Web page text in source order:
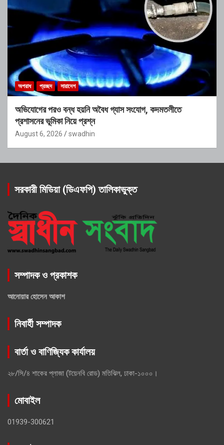
অপরাধ প্রচ্ছদ সারাদেশ
অভিযোগের পরও বন্ধ হয়নি অবৈধ গ্যাস সংযোগ, কদমতলীতে
প্রশাসনের ভূমিকা নিয়ে প্রশ্ন
August 6, 2026 swadhin
সরকারী মিডিয়া (ডিএফপি) তালিকাভুক্ত
সম্পাদক ও প্রকাশক
আনোয়ার হোসেন আকাশ
নিবার্হী সম্পাদক
বার্তা ও বাণিজ্যিক কার্যালয়
২৮/সি/৪ শাকের প্লাজা (টয়েনবি রোড) মতিঝিল, ঢাকা-১০০০।
মোবাইল
01939-300621